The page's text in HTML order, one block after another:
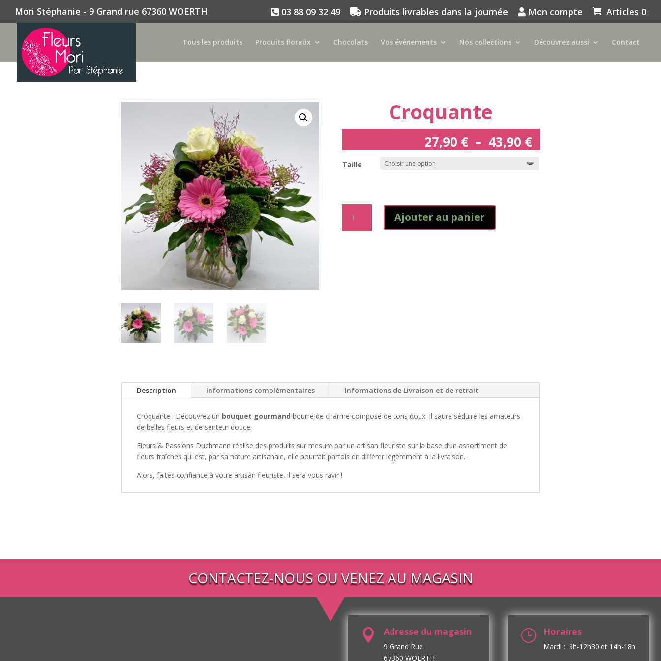
Mori Stéphanie - 9 Grand rue 67360 WOERTH 03 88 09 32 49 Produits livrables dans la journée Mon compte Articles 0
Tous les produits Produits floraux Chocolats Vos événements Nos collections Découvrez aussi Contact
Croquante
27,90 € – 43,90 €Plage
de
prix :
Taille
Croquante
Ajouter au panier
Description Informations complémentaires Informations de Livraison et de retrait
Croquante : Découvrez un bouquet gourmand bourré de charme composé de tons doux. Il saura séduire les amateurs
de belles fleurs et de senteur douce.
Fleurs & Passions Duchmann réalise des produits sur mesure par un artisan fleuriste sur la base d’un assortiment de
fleurs fraîches qui est, par sa nature artisanale, elle pourrait parfois en différer légèrement à la livraison.
Alors, faites confiance à votre artisan fleuriste, il sera vous ravir !
CONTACTEZ-NOUS OU VENEZ AU MAGASIN
 Adresse du magasin
9 Grand Rue
67360 WOERTH
} Horaires
Mardi : 9h-12h30 et 14h-18h